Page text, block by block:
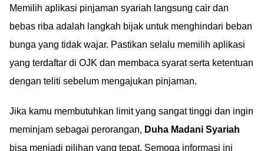
Memilih aplikasi pinjaman syariah langsung cair dan
bebas riba adalah langkah bijak untuk menghindari beban
bunga yang tidak wajar. Pastikan selalu memilih aplikasi
yang terdaftar di OJK dan membaca syarat serta ketentuan
dengan teliti sebelum mengajukan pinjaman.
Jika kamu membutuhkan limit yang sangat tinggi dan ingin
meminjam sebagai perorangan, Duha Madani Syariah
bisa menjadi pilihan yang tepat. Semoga informasi ini